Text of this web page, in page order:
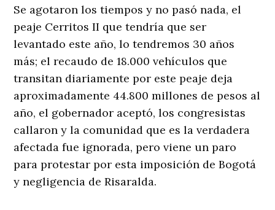
Se agotaron los tiempos y no pasó nada, el
peaje Cerritos II que tendría que ser
levantado este año, lo tendremos 30 años
más; el recaudo de 18.000 vehículos que
transitan diariamente por este peaje deja
aproximadamente 44.800 millones de pesos al
año, el gobernador aceptó, los congresistas
callaron y la comunidad que es la verdadera
afectada fue ignorada, pero viene un paro
para protestar por esta imposición de Bogotá
y negligencia de Risaralda.